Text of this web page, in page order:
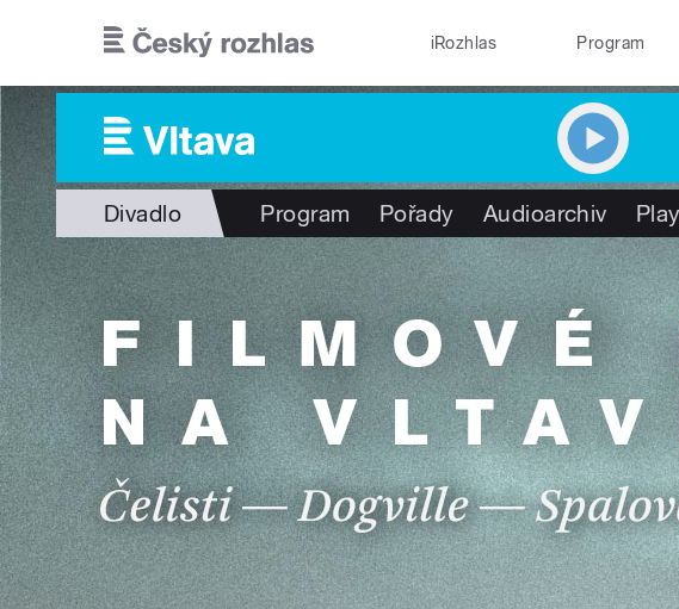
iRozhlas Program
Divadlo Program Pořady Audioarchiv